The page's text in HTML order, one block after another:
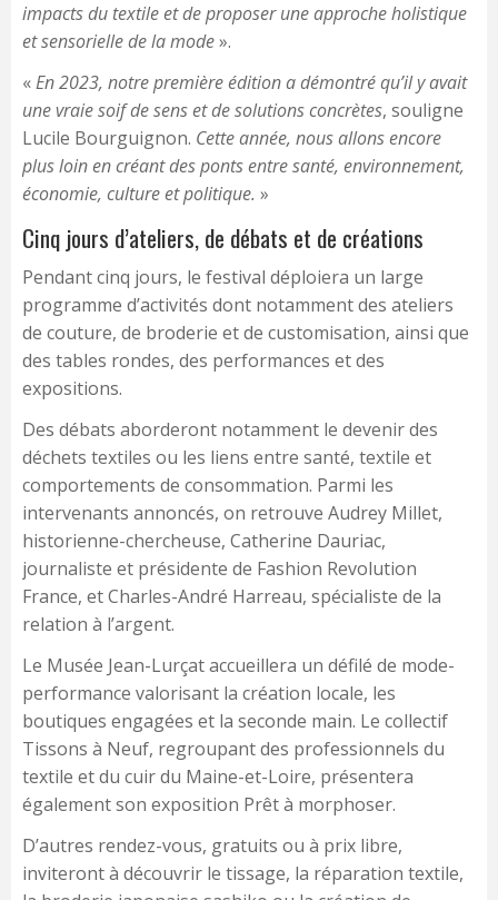
impacts du textile et de proposer une approche holistique
et sensorielle de la mode».
«En 2023, notre première édition a démontré qu’il y avait
une vraie soif de sens et de solutions concrètes, souligne
Lucile Bourguignon. Cette année, nous allons encore
plus loin en créant des ponts entre santé, environnement,
économie, culture et politique. »
Cinq jours d’ateliers, de débats et de créations
Pendant cinq jours, le festival déploiera un large
programme d’activités dont notamment des ateliers
de couture, de broderie et de customisation, ainsi que
des tables rondes, des performances et des
expositions.
Des débats aborderont notamment le devenir des
déchets textiles ou les liens entre santé, textile et
comportements de consommation. Parmi les
intervenants annoncés, on retrouve Audrey Millet,
historienne-chercheuse, Catherine Dauriac,
journaliste et présidente de Fashion Revolution
France, et Charles-André Harreau, spécialiste de la
relation à l’argent.
Le Musée Jean-Lurçat accueillera un défilé de mode-
performance valorisant la création locale, les
boutiques engagées et la seconde main. Le collectif
Tissons à Neuf, regroupant des professionnels du
textile et du cuir du Maine-et-Loire, présentera
également son exposition Prêt à morphoser.
D’autres rendez-vous, gratuits ou à prix libre,
inviteront à découvrir le tissage, la réparation textile,